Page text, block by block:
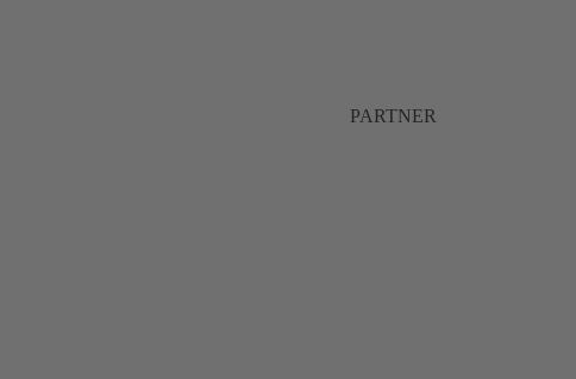
PARTNER